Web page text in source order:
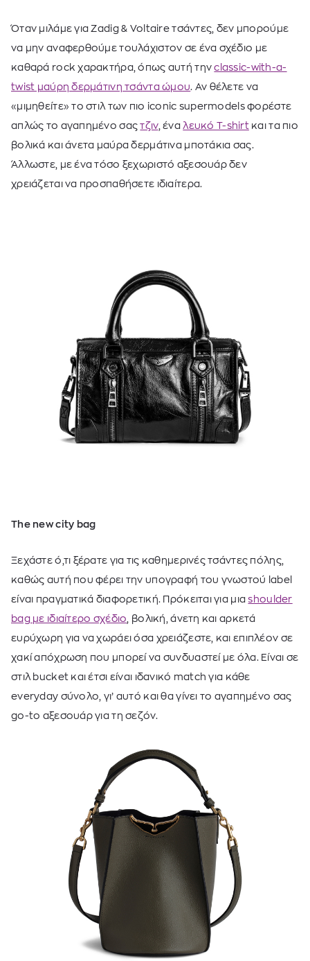
Όταν μιλάμε για Zadig & Voltaire τσάντες, δεν μπορούμε
να μην αναφερθούμε τουλάχιστον σε ένα σχέδιο με
καθαρά rock χαρακτήρα, όπως αυτή τηνclassic-with-a-
twist μαύρη δερμάτινη τσάντα ώμου. Αν θέλετε να
«μιμηθείτε» το στιλ των πιο iconic supermodels φορέστε
απλώς το αγαπημένο σαςτζιν, ένα λευκό T-shirtκαι τα πιο
βολικά και άνετα μαύρα δερμάτινα μποτάκια σας.
Άλλωστε, με ένα τόσο ξεχωριστό αξεσουάρ δεν
χρειάζεται να προσπαθήσετε ιδιαίτερα.
The new city bag
Ξεχάστε ό,τι ξέρατε για τις καθημερινές τσάντες πόλης,
καθώς αυτή που φέρει την υπογραφή του γνωστού label
είναι πραγματικά διαφορετική. Πρόκειται για μιαshoulder
bag με ιδιαίτερο σχέδιο
, βολική, άνετη και αρκετά
ευρύχωρη για να χωράει όσα χρειάζεστε, και επιπλέον σε
χακί απόχρωση που μπορεί να συνδυαστεί με όλα. Είναι σε
στιλ bucket και έτσι είναι ιδανικό match για κάθε
everyday σύνολο, γι’ αυτό και θα γίνει το αγαπημένο σας
go-to αξεσουάρ για τη σεζόν.